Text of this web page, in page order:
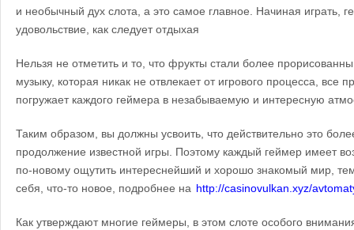
и необычный дух слота, а это самое главное. Начиная играть,
удовольствие, как следует отдыхая
Нельзя не отметить и то, что фрукты стали более
музыку, которая никак не отвлекает от игрового процесса, все
погружает каждого геймера в незабываемую и интересную
Таким образом, вы должны усвоить, что действительно это
продолжение известной игры. Поэтому каждый геймер имеет
по-новому ощутить интереснейший и хорошо знакомый мир,
себя, что-то новое, подробнее на http://casinovulkan.xyz/
Как утверждают многие геймеры, в этом слоте особого